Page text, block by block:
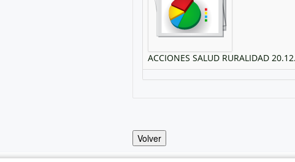
ACCIONES SALUD RURALIDAD
Volver